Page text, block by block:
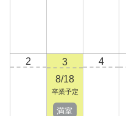
2
3
8/18
卒業予定
満室
4